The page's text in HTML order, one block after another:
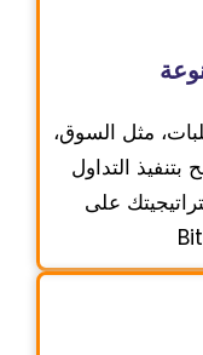
مثل السوق،
التداول
على